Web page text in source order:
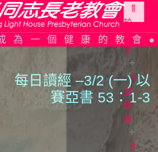
為一個健康的教會
關
於
同
光
同
光
簡
史
織
參
加
聚
會
教
教
每日讀經 –3/2 (一) 以
賽亞書 53：1-3